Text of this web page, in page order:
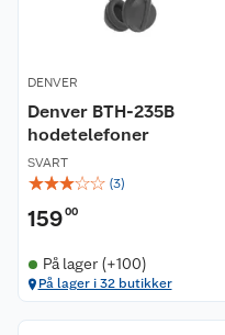
DENVER
Denver BTH-235B
hodetelefoner
SVART
☆☆☆☆☆ (3)
15900
På lager (+100)
På lager i 32 butikker